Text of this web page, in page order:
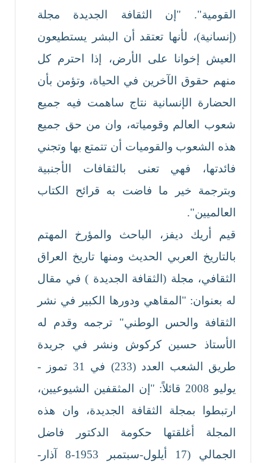
القومية". "إن الثقافة الجديدة مجلة
(إنسانية)، لأنها تعتقد أن البشر يستطيعون
العيش إخوانا على الأرض، إذا احترم كل
منهم حقوق الآخرين في الحياة، وتؤمن بأن
الحضارة الإنسانية نتاج ساهمت فيه جميع
شعوب العالم وقومياته، وان من حق جميع
هذه الشعوب والقوميات أن تتمتع بها وتجني
فائدتها، فهي تعنى بالثقافات الأجنبية
وبترجمة خير ما فاضت به قرائح الكتاب
العالميين".
قيم أريك ديفز، الباحث والمؤرخ المهتم
بالتاريخ العربي الحديث ومنها تاريخ العراق
الثقافي، مجلة (الثقافة الجديدة ) في مقال
له بعنوان: "المقاهي ودورها الكبير في نشر
الثقافة والحس الوطني" ترجمه وقدم له
الأستاذ حسين كركوش ونشر في جريدة
طريق الشعب العدد (233) في 31 تموز -
يوليو 2008 قائلاً: "إن المثقفين الشيوعيين،
ارتبطوا بمجلة الثقافة الجديدة، وان هذه
المجلة أغلقتها حكومة الدكتور فاضل
الجمالي (17 أيلول-سبتمبر 1953-8 آذار-